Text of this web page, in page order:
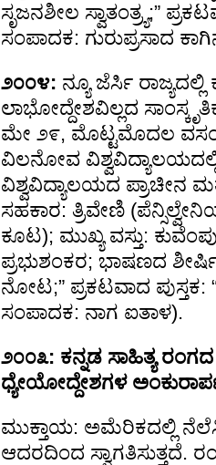
ಸೃಜನಶೀಲ ಸ್ವಾತಂತ್ರ್ಯ;”
ಸಂಪಾದಕ: ಗುರುಪ್ರಸಾದ
೨೦೦೪: ನ್ಯೂ ಜೆರ್ಸಿ
ಲಾಭೋದ್ದೇಶವಿಲ್ಲದ
ಮೇ ೨೯, ಮೊಟ್ಟಮೊದಲ
ವಿಲನೋವ
ವಿಶ್ವವಿದ್ಯಾಲಯದ ಪ್ರಾಚೀನ
ಸಹಕಾರ: ತ್ರಿವೇಣಿ
ಕೂಟ); ಮುಖ್ಯ ವಸ್ತು:
ಪ್ರಭುಶಂಕರ; ಭಾಷಣದ
ನೋಟ;” ಪ್ರಕಟವಾದ ಪುಸ್ತಕ:
ಸಂಪಾದಕ: ನಾಗ ಐತಾಳ).
೨೦೦೩: ಕನ್ನಡ ಸಾಹಿತ್ಯ
ಧ್ಯೇಯೋದ್ದೇಶಗಳ
ಮುಕ್ತಾಯ: ಅಮೆರಿಕದಲ್ಲಿ
ಆದರದಿಂದ ಸ್ವಾಗತಿಸುತ್ತದೆ.